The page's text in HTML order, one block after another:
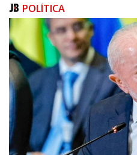
CONTATO
POLÍTICA